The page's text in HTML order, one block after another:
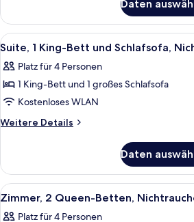
2 Queen-
Betten,
barrierefrei,
Nichtraucher
Daten
Alle
Fotos
für
Suite,
1 King-
Bett
Nichtraucher
(Upgrade)
anzeigen
Ein
8
Suite, 1 King-Bett und Schlafsofa,
Platz für 4 Personen
1 King-Bett und 1 großes Schlafsofa
Kostenloses WLAN
Weitere Details
Weitere
1 King-
Bett
und
Daten
Alle
Fotos
Ein
6
Zimmer, 2 Queen-Betten,
Platz für 4 Personen